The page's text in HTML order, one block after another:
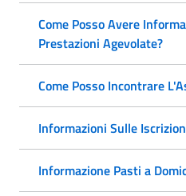
Come Posso Avere
Prestazioni Agevolate?
Come Posso Incontrare
Informazioni Sulle
Informazione Pasti a